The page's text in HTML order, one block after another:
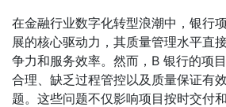
在金融行业数字化转型浪潮中，银行
展的核心驱动力，其质量管理水平直
争力和服务效率。然而，B 银行的项
合理、缺乏过程管控以及质量保证有
题。这些问题不仅影响项目按时交付